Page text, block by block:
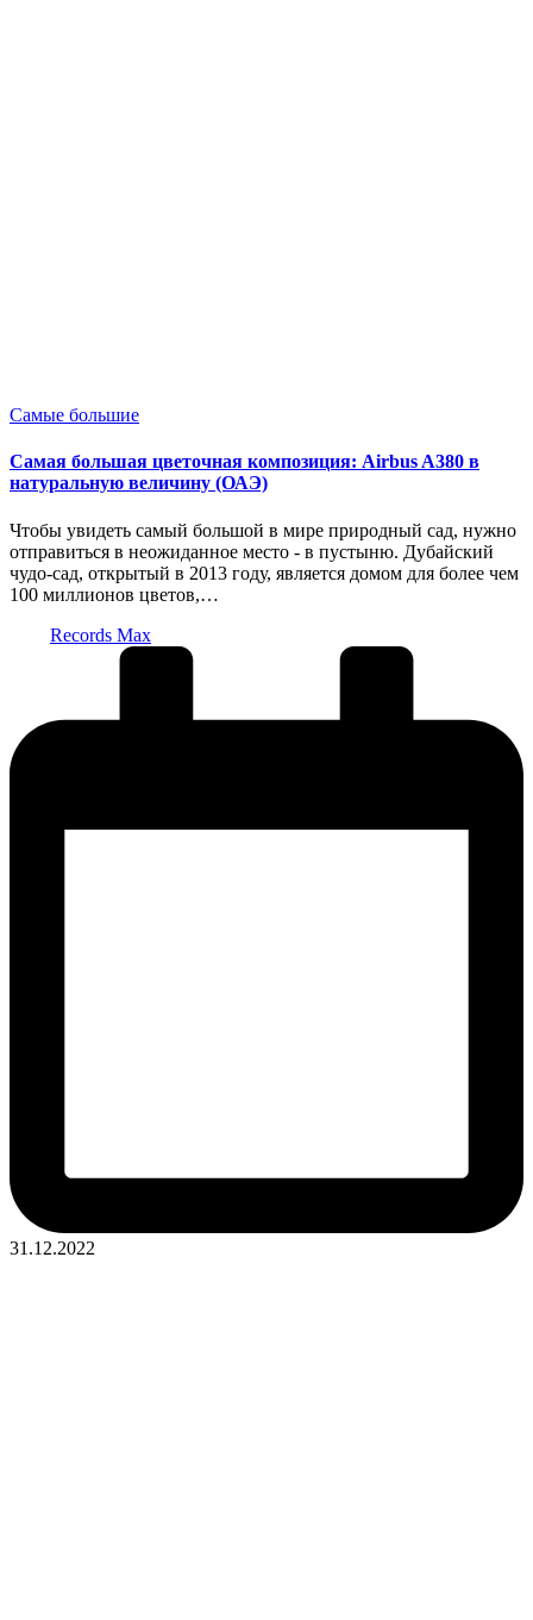
Опубликовано
Самые большие
Самая большая цветочная композиция: Airbus A380 в
натуральную величину (ОАЭ)
Чтобы увидеть самый большой в мире природный сад, нужно
отправиться в неожиданное место - в пустыню. Дубайский
чудо-сад, открытый в 2013 году, является домом для более чем
100 миллионов цветов,…
Records Max
31.12.2022